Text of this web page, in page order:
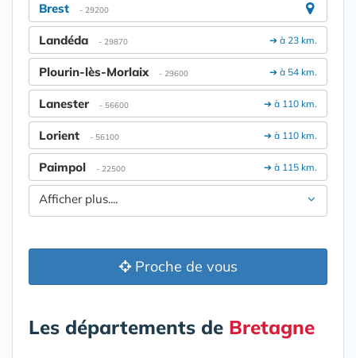
Brest - 29200
➔ à 23 km.
Landéda - 29870
➔ à 54 km.
Plourin-lès-Morlaix - 29600
➔ à 110 km.
Lanester - 56600
➔ à 110 km.
Lorient - 56100
➔ à 115 km.
Paimpol - 22500
Afficher plus....
Proche de vous
Les départements de Bretagne